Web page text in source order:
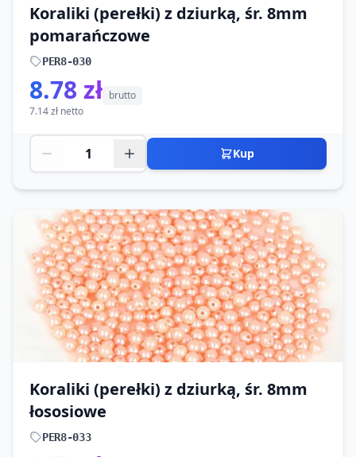
Koraliki (perełki) z dziurką, śr. 8mm
pomarańczowe
PER8-030
8.78 zł brutto
7.14 zł netto
Kup
Koraliki (perełki) z dziurką, śr. 8mm
łososiowe
PER8-033